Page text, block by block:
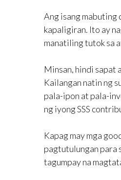
Ang isang mabuting
kapaligiran. Ito ay
manatiling tutok sa
Minsan, hindi sapat
Kailangan natin ng
pala-ipon at pala-
ng iyong SSS
Kapag may mga
pagtutulungan para
tagumpay na